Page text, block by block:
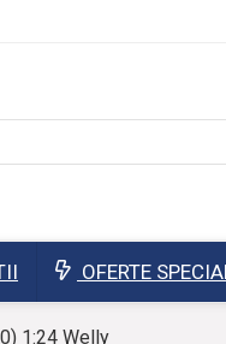
OFERTE
1:24 Welly